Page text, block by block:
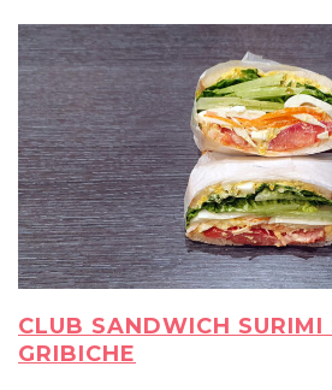
CLUB SANDWICH SURIMI
GRIBICHE